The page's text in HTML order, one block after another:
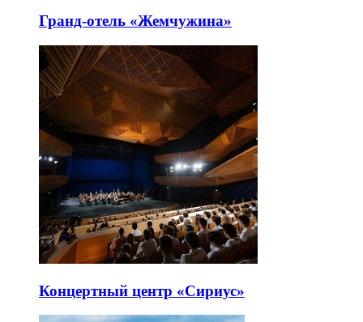
Гранд-отель «Жемчужина»
Концертный центр «Сириус»